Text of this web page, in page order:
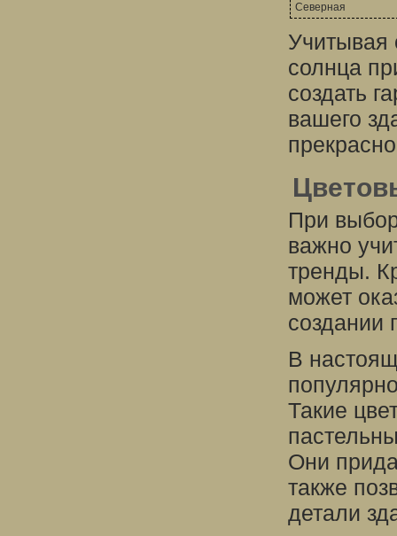
Северная
Учитывая
солнца
создать
вашего
При
важно
тренды.
может
создании
В
Такие
Они
также
детали